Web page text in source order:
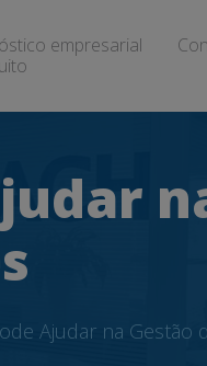
empresarial
Ajudar na Gestão